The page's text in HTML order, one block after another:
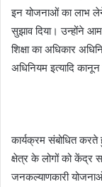
इन योजनाओं का लाभ
सुझाव दिया। उन्होंने
शिक्षा का अधिकार
अधिनियम इत्यादि
कार्यक्रम संबोधित
क्षेत्र के लोगों को केंद्र
जनकल्याणकारी